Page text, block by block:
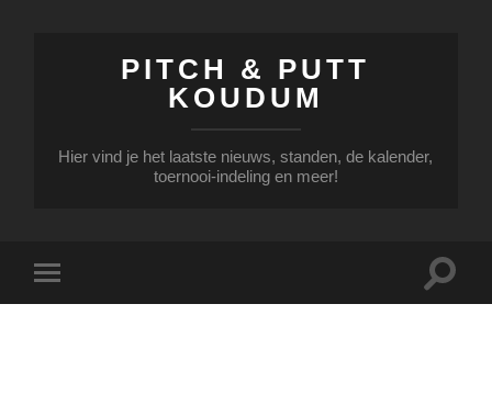
PITCH & PUTT
KOUDUM
Hier vind je het laatste nieuws, standen, de kalender,
toernooi-indeling en meer!
mobiel
Toggle